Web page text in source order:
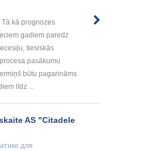
Tā kā prognozes
gadiem paredz
tiesiskās
pasākumu
būtu pagarināms
līdz ...
AS "Citadele
для